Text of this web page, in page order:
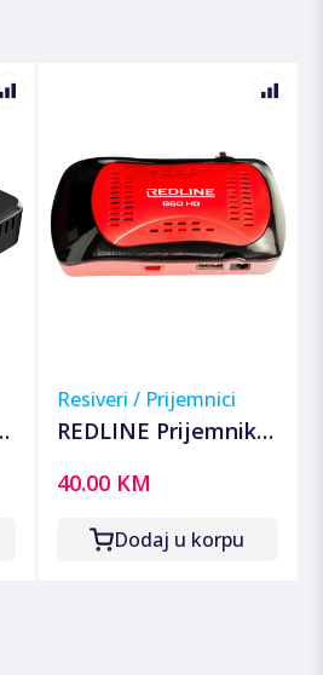
Resiveri / Prijemnici
REDLINE Prijemnik
Full HD, HDMI, USB -
G60
40.00 KM
Dodaj u korpu